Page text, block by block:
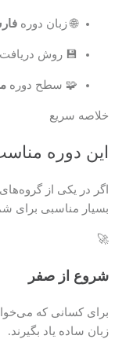
🌐 زبان دوره
💾 روش دریافت
🧩 سطح دوره
خلاصه سریع
این دوره
اگر در یکی از
بسیار مناسبی برای
🚀
شروع از صفر
برای کسانی که
زبان ساده یاد بگیرند.